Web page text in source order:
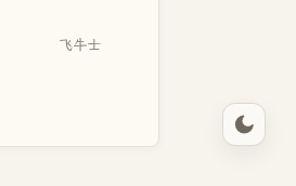
飞牛士